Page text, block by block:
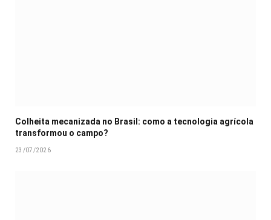
Colheita mecanizada no Brasil: como a tecnologia agrícola
transformou o campo?
23/07/2026